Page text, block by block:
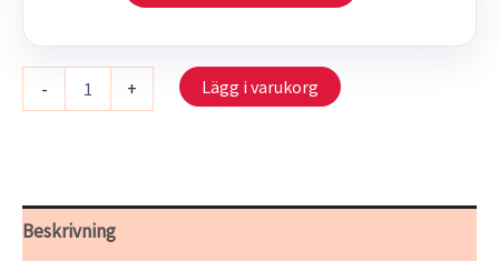
- + Lägg i varukorg
Beskrivning